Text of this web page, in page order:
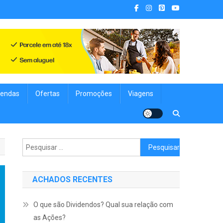
Shop uma vitrine de
Viagens, Blog e muito mais para você!
Ofertas Promoções Viagens
Pesquisar
por:
ACHADOS RECENTES
O que são Dividendos? Qual sua relação com
as Ações?